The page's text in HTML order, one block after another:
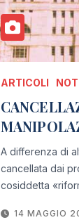
ARTICOLI
A differenza di
cancellata dai
cosiddetta
14 MAGGIO